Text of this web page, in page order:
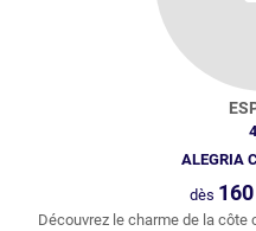
4
ALEGRIA
dès 160
Découvrez le charme de la